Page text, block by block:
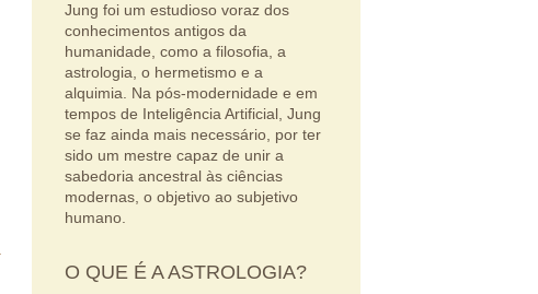
Jung foi um estudioso voraz dos
conhecimentos antigos da
humanidade, como a filosofia, a
astrologia, o hermetismo e a
alquimia. Na pós-modernidade e em
tempos de Inteligência Artificial, Jung
se faz ainda mais necessário, por ter
sido um mestre capaz de unir a
sabedoria ancestral às ciências
modernas, o objetivo ao subjetivo
humano.
O QUE É A ASTROLOGIA?